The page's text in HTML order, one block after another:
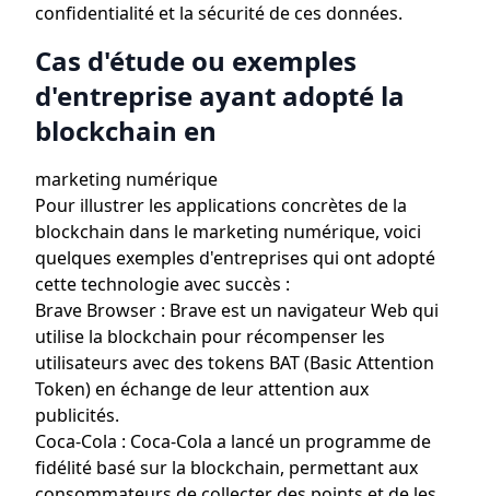
confidentialité et la sécurité de ces données.
Cas d'étude ou exemples
d'entreprise ayant adopté la
blockchain en
marketing numérique
Pour illustrer les applications concrètes de la
blockchain dans le marketing numérique, voici
quelques exemples d'entreprises qui ont adopté
cette technologie avec succès :
Brave Browser : Brave est un navigateur Web qui
utilise la blockchain pour récompenser les
utilisateurs avec des tokens BAT (Basic Attention
Token) en échange de leur attention aux
publicités.
Coca-Cola : Coca-Cola a lancé un programme de
fidélité basé sur la blockchain, permettant aux